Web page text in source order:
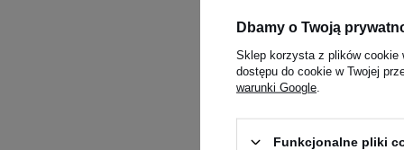
Kup
Dbamy o Twoją
Sklep korzysta z plików cookie
dostępu do cookie w Twojej
warunki Google
Funkcjonalne pliki